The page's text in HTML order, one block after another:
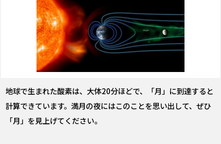
地球で生まれた酸素は、大体20分ほどで、「月」に到達すると
計算できています。満月の夜にはこのことを思い出して、ぜひ
「月」を見上げてください。